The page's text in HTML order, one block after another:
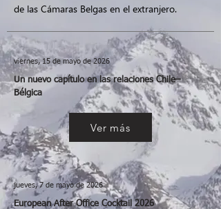
de las Cámaras Belgas en el extranjero.
viernes, 15 de mayo de 2026
Un nuevo capítulo en las relaciones Chile–
Bélgica
Ver más
jueves, 7 de mayo de 2026
European After Office Cocktail 2026